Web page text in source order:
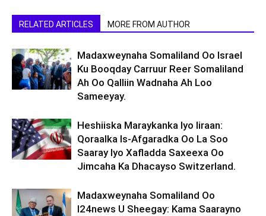
RELATED ARTICLES MORE FROM AUTHOR
Madaxweynaha Somaliland Oo Israel
Ku Booqday Carruur Reer Somaliland
Ah Oo Qalliin Wadnaha Ah Loo
Sameeyay.
Heshiiska Maraykanka Iyo Iiraan:
Qoraalka Is-Afgaradka Oo La Soo
Saaray Iyo Xafladda Saxeexa Oo
Jimcaha Ka Dhacayso Switzerland.
Madaxweynaha Somaliland Oo
I24news U Sheegay: Kama Saarayno